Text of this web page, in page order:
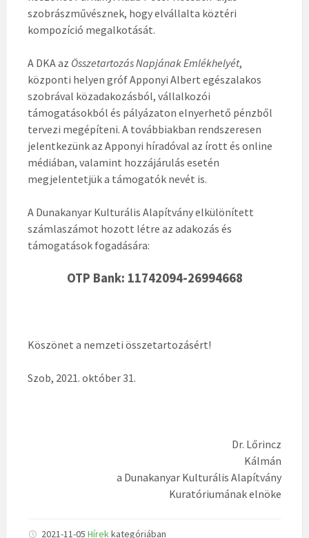
szobrászművésznek, hogy elvállalta köztéri
kompozíció megalkotását.
A DKA az Összetartozás Napjának Emlékhelyét,
központi helyen gróf Apponyi Albert egészalakos
szobrával közadakozásból, vállalkozói
támogatásokból és pályázaton elnyerhető pénzből
tervezi megépíteni. A továbbiakban rendszeresen
jelentkezünk az Apponyi híradóval az írott és online
médiában, valamint hozzájárulás esetén
megjelentetjük a támogatók nevét is.
A Dunakanyar Kulturális Alapítvány elkülönített
számlaszámot hozott létre az adakozás és
támogatások fogadására:
OTP Bank: 11742094-26994668
Köszönet a nemzeti összetartozásért!
Szob, 2021. október 31.
Dr. Lőrincz
Kálmán
a Dunakanyar Kulturális Alapítvány
Kuratóriumának elnöke
2021-11-05 Hírekkategóriában